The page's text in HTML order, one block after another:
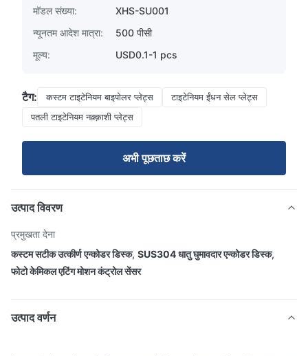
मॉडल संख्या:
XHS-SU001
न्यूनतम आदेश मात्रा:
500 पीसी
मूल्य:
USD0.1-1 pcs
टैग: कस्टम टाइटेनियम बाइपोलर प्लेट्स
टाइटेनियम ईंधन सेल प्लेट्स
पतली टाइटेनियम नक़्क़ाशी प्लेट्स
अभी पूछताछ करें
उत्पाद विवरण
प्रमुखता देना
कस्टम सटीक उत्कीर्ण एन्कोडर डिस्क, SUS304 धातु घुमावदार एन्कोडर डिस्क,
फोटो केमिकल एटिंग मोशन कंट्रोल सेंसर
उत्पाद वर्णन